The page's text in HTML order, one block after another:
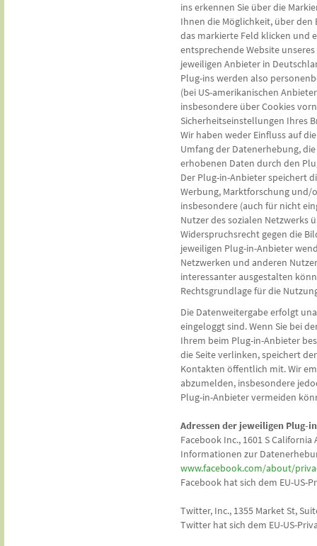
ins erkennen Sie über die
Ihnen die Möglichkeit, über
das markierte Feld klicken und
entsprechende Website
jeweiligen Anbieter in
Plug-ins werden also
(bei US-amerikanischen
insbesondere über Cookies
Sicherheitseinstellungen Ihres
Wir haben weder Einfluss auf
Umfang der Datenerhebung,
erhobenen Daten durch den
Der Plug-in-Anbieter speichert
Werbung, Marktforschung und/
insbesondere (auch für nicht
Nutzer des sozialen Netzwerks
Widerspruchsrecht gegen die
jeweiligen Plug-in-Anbieter
Netzwerken und anderen
interessanter ausgestalten
Rechtsgrundlage für die
Die Datenweitergabe erfolgt
eingeloggt sind. Wenn Sie bei
Ihrem beim Plug-in-Anbieter
die Seite verlinken, speichert
Kontakten öffentlich mit. Wir
abzumelden, insbesondere
Plug-in-Anbieter vermeiden
Adressen der jeweiligen Plug-
Facebook Inc., 1601 S
Informationen zur
www.facebook.com/about/
Facebook hat sich dem EU-
Twitter, Inc., 1355 Market St,
Twitter hat sich dem EU-US-